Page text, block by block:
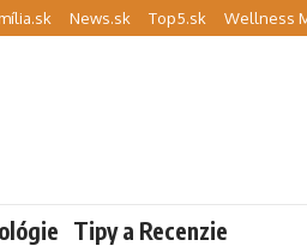
News.sk Top5.sk Wellness
Tipy a Recenzie